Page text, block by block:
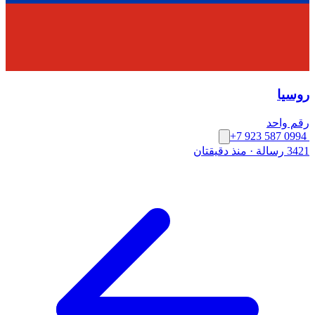
روسيا
رقم واحد
+7 923 587 0994
3421 رسالة
· منذ دقيقتان